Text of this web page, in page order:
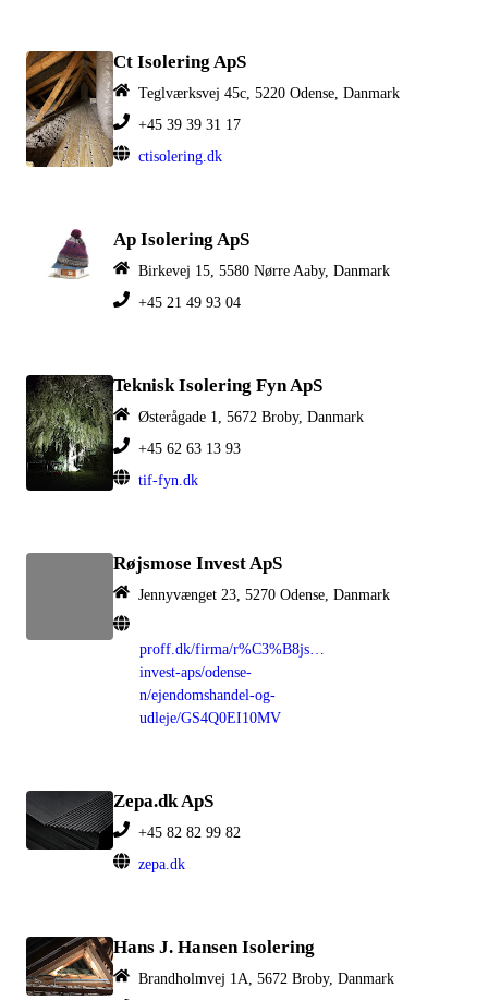
Ct Isolering ApS
Teglværksvej 45c, 5220 Odense, Danmark
+45 39 39 31 17
ctisolering.dk
Ap Isolering ApS
Birkevej 15, 5580 Nørre Aaby, Danmark
+45 21 49 93 04
Teknisk Isolering Fyn ApS
Østerågade 1, 5672 Broby, Danmark
+45 62 63 13 93
tif-fyn.dk
Røjsmose Invest ApS
Jennyvænget 23, 5270 Odense, Danmark
proff.dk/firma/r%C3%B8jsmose-
invest-aps/odense-
n/ejendomshandel-og-
udleje/GS4Q0EI10MV
Zepa.dk ApS
+45 82 82 99 82
zepa.dk
Hans J. Hansen Isolering
Brandholmvej 1A, 5672 Broby, Danmark